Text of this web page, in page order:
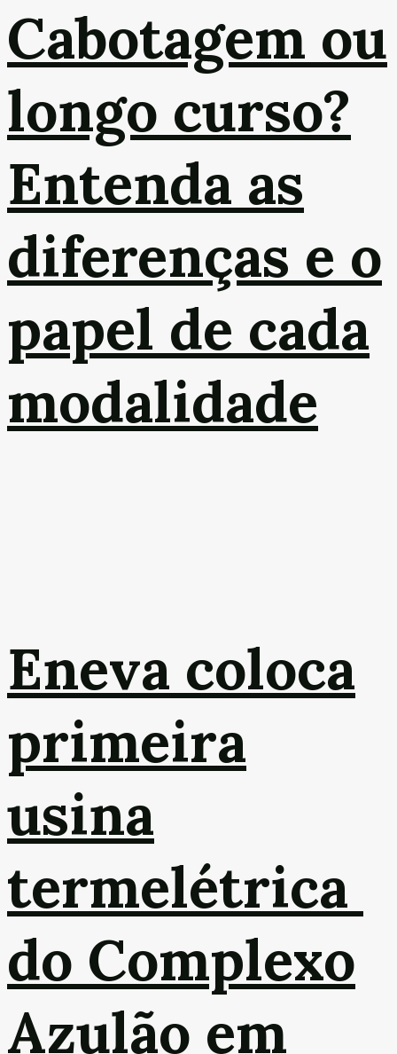
Cabotagem ou
longo curso?
Entenda as
diferenças e o
papel de cada
modalidade
Eneva coloca
primeira
usina
termelétrica
do Complexo
Azulão em